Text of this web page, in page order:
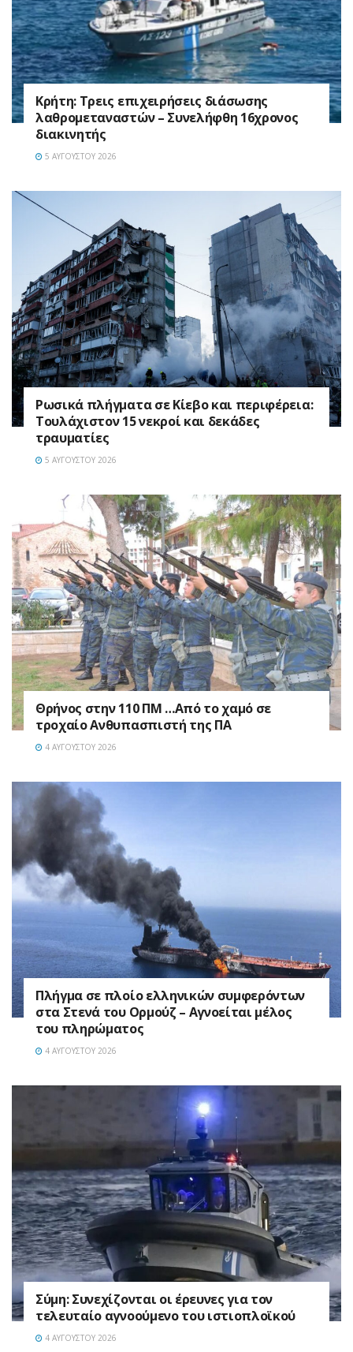
Κρήτη: Τρεις επιχειρήσεις διάσωσης
λαθρομεταναστών – Συνελήφθη 16χρονος
διακινητής
5 ΑΥΓΟΎΣΤΟΥ 2026
Ρωσικά πλήγματα σε Κίεβο και περιφέρεια:
Τουλάχιστον 15 νεκροί και δεκάδες
τραυματίες
5 ΑΥΓΟΎΣΤΟΥ 2026
Θρήνος στην 110 ΠΜ …Από το χαμό σε
τροχαίο Ανθυπασπιστή της ΠΑ
4 ΑΥΓΟΎΣΤΟΥ 2026
Πλήγμα σε πλοίο ελληνικών συμφερόντων
στα Στενά του Ορμούζ – Αγνοείται μέλος
του πληρώματος
4 ΑΥΓΟΎΣΤΟΥ 2026
Σύμη: Συνεχίζονται οι έρευνες για τον
τελευταίο αγνοούμενο του ιστιοπλοϊκού
4 ΑΥΓΟΎΣΤΟΥ 2026